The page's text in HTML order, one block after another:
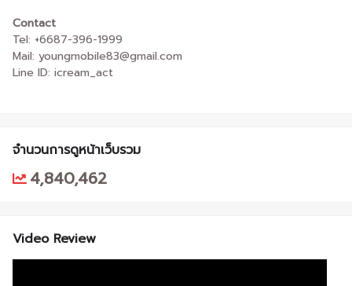
Contact
Tel: +6687-396-1999
Mail: youngmobile83@gmail.com
Line ID: icream_act
จำนวนการดูหน้าเว็บรวม
4,840,462
Video Review